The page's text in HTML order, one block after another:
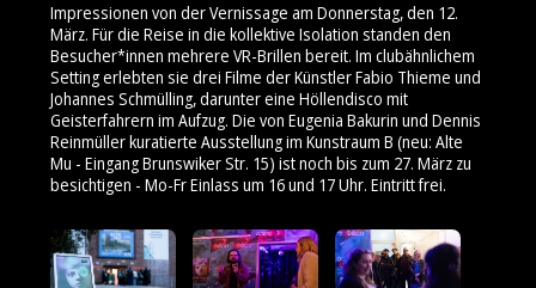
Impressionen von der Vernissage am Donnerstag, den 12.
März. Für die Reise in die kollektive Isolation standen den
Besucher*innen mehrere VR-Brillen bereit. Im clubähnlichem
Setting erlebten sie drei Filme der Künstler Fabio Thieme und
Johannes Schmülling, darunter eine Höllendisco mit
Geisterfahrern im Aufzug. Die von Eugenia Bakurin und Dennis
Reinmüller kuratierte Ausstellung im Kunstraum B (neu: Alte
Mu - Eingang Brunswiker Str. 15) ist noch bis zum 27. März zu
besichtigen - Mo-Fr Einlass um 16 und 17 Uhr. Eintritt frei.